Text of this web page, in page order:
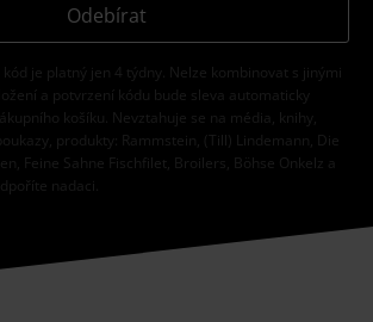
Odebírat
je platný jen 4 týdny. Nelze kombinovat s jinými
a potvrzení kódu bude sleva automaticky
košíku. Nevztahuje se na média, knihy,
produkty: Rammstein, (Till) Lindemann, Die
Feine Sahne Fischfilet, Broilers, Böhse Onkelz a
nadaci.